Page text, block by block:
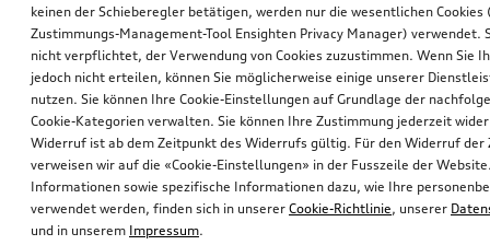
keinen der Schieberegler betätigen, werden nur die wesentlichen Cookies
Zustimmungs-Management-Tool Ensighten Privacy Manager) verwendet.
nicht verpflichtet, der Verwendung von Cookies zuzustimmen. Wenn Sie
jedoch nicht erteilen, können Sie möglicherweise einige unserer
nutzen. Sie können Ihre Cookie-Einstellungen auf Grundlage der
Cookie-Kategorien verwalten. Sie können Ihre Zustimmung jederzeit
Widerruf ist ab dem Zeitpunkt des Widerrufs gültig. Für den Widerruf der
verweisen wir auf die «Cookie-Einstellungen» in der Fusszeile der
Informationen sowie spezifische Informationen dazu, wie Ihre
verwendet werden, finden sich in unserer Cookie-Richtlinie, unserer
und in unserem Impressum.